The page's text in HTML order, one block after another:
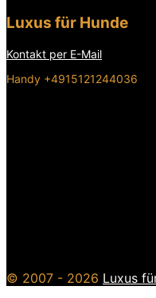
Luxus für Hunde
Kontakt per E-Mail
Handy +4915121244036
© 2007 - 2026 Luxus